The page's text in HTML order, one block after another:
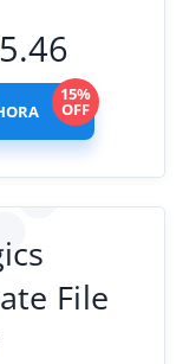
15%
OFF
File